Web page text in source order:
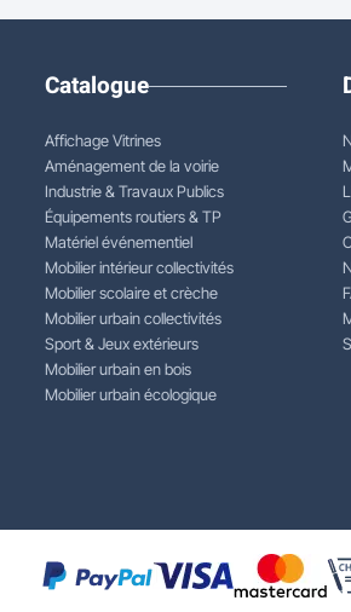
Catalogue
Affichage Vitrines
Aménagement de la voirie
Industrie & Travaux Publics
Équipements routiers & TP
Matériel événementiel
Mobilier intérieur collectivités
Mobilier scolaire et crèche
Mobilier urbain collectivités
Sport & Jeux extérieurs
Mobilier urbain en bois
Mobilier urbain écologique